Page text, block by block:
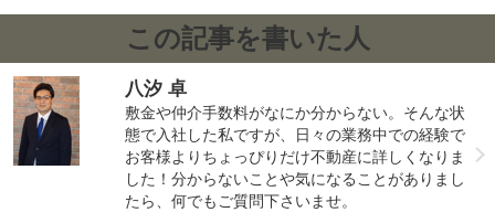
この記事を書いた人
八汐 卓
敷金や仲介手数料がなにか分からない。そんな状
態で入社した私ですが、日々の業務中での経験で
お客様よりちょっぴりだけ不動産に詳しくなりま
した！分からないことや気になることがありまし
たら、何でもご質問下さいませ。